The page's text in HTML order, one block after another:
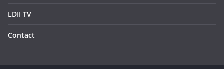
LDII TV
Contact